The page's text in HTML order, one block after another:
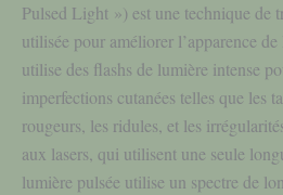
Pulsed Light ») est une technique de
utilisée pour améliorer l’apparence
utilise des flashs de lumière intense
imperfections cutanées telles que les
rougeurs, les ridules, et les
aux lasers, qui utilisent une seule
lumière pulsée utilise un spectre de